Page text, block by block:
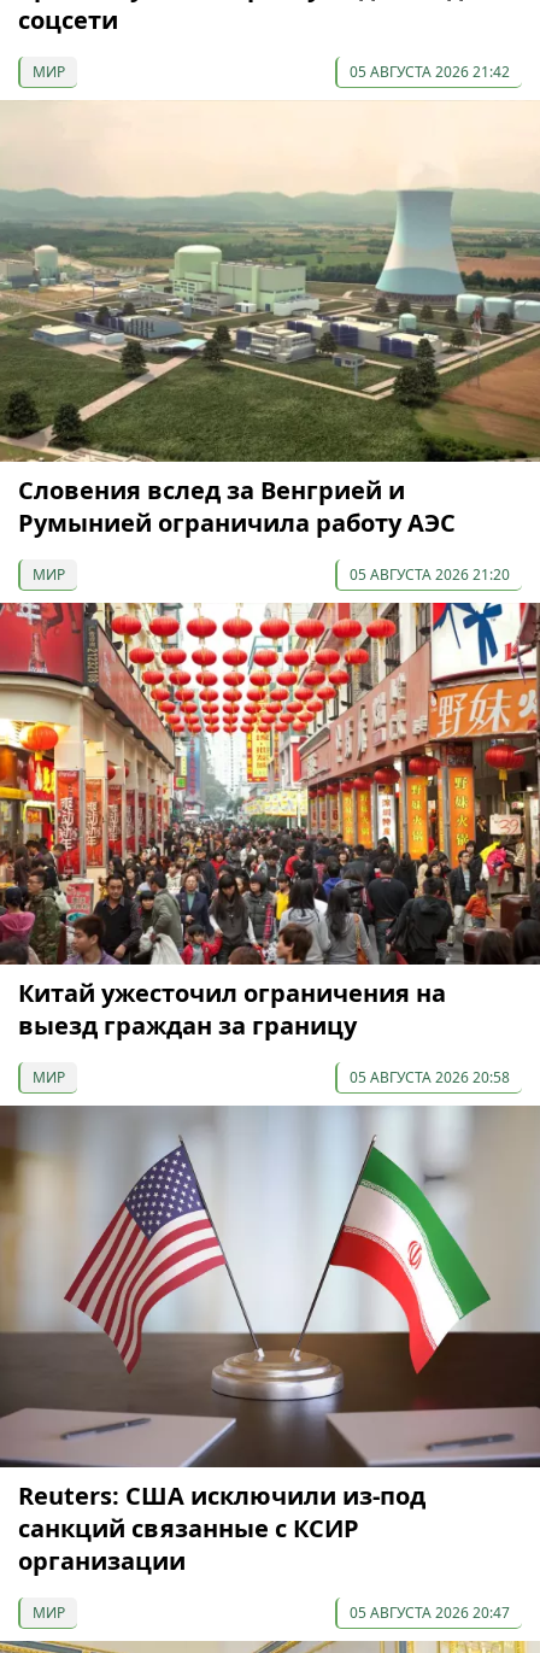
соцсети
МИР 05 АВГУСТА 2026 21:42
Словения вслед за Венгрией и
Румынией ограничила работу АЭС
МИР 05 АВГУСТА 2026 21:20
Китай ужесточил ограничения на
выезд граждан за границу
МИР 05 АВГУСТА 2026 20:58
Reuters: США исключили из-под
санкций связанные с КСИР
организации
МИР 05 АВГУСТА 2026 20:47